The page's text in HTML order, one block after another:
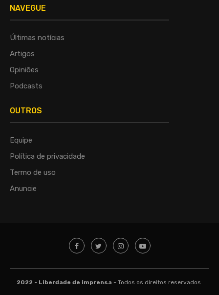
NAVEGUE
Últimas notícias
Artigos
Opiniões
Podcasts
OUTROS
Equipe
Política de privacidade
Termo de uso
Anuncie
2022 - Liberdade de imprensa - Todos os direitos reservados.